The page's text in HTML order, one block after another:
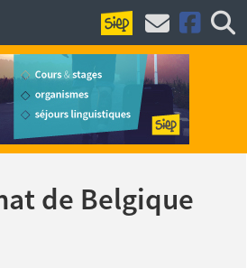
de Belgique